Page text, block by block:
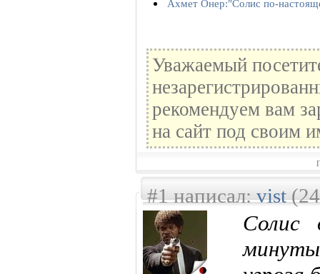
Ахмет Онер:"Солис по-
Уважаемый
рекомендуем вам
на сайт под своим
#1 написал:vist(24
Солис